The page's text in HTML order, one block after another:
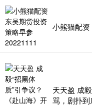
小熊猫配资
天天盈 成
骂，剧扑到